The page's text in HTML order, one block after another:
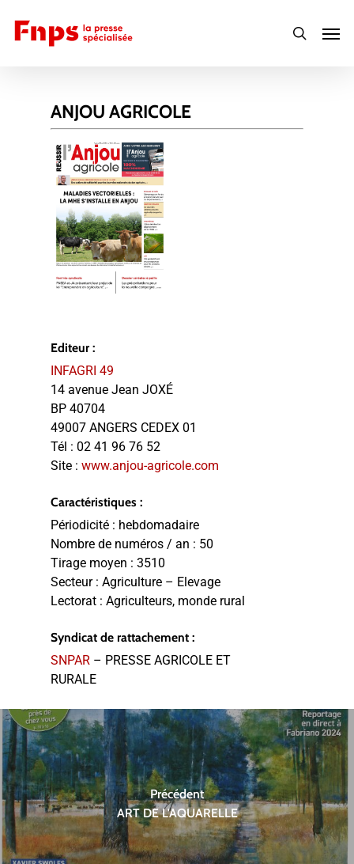
main
search
ANJOU AGRICOLE
Editeur :
INFAGRI 49
14 avenue Jean JOXÉ
BP 40704
49007 ANGERS CEDEX 01
Tél : 02 41 96 76 52
Site : www.anjou-agricole.com
Caractéristiques :
Périodicité : hebdomadaire
Nombre de numéros / an : 50
Tirage moyen : 3510
Secteur : Agriculture – Elevage
Lectorat : Agriculteurs, monde rural
Syndicat de rattachement :
SNPAR – PRESSE AGRICOLE ET
RURALE
Précédent
ART DE L'AQUARELLE